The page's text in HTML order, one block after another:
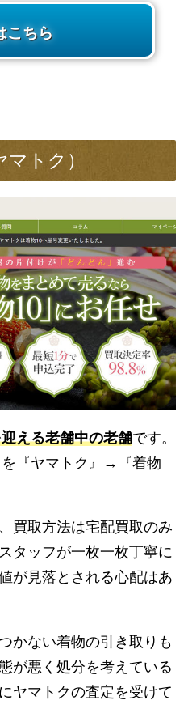
こちら
マトク）
える老舗中の老舗です。
『ヤマトク』→『着物
買取方法は宅配買取のみ
タッフが一枚一枚丁寧に
が見落とされる心配はあ
かない着物の引き取りも
が悪く処分を考えている
ヤマトクの査定を受けて